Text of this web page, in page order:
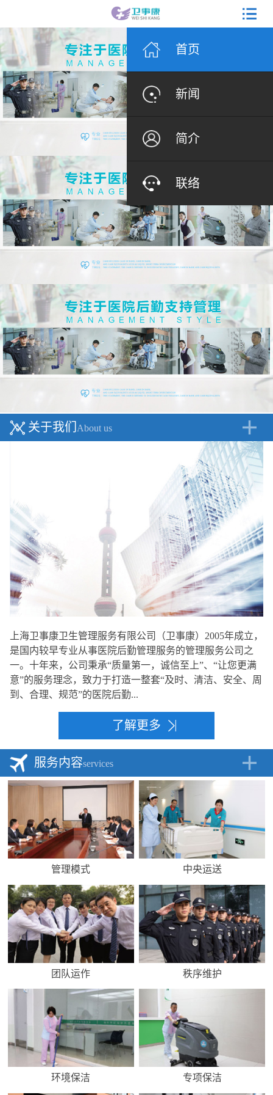
首页
新闻
简介
联络
关于我们 About us
上海卫事康卫生管理服务有限公司（卫事康）2005年成立，
是国内较早专业从事医院后勤管理服务的管理服务公司之
一。十年来，公司秉承“质量第一，诚信至上”、“让您更满
意”的服务理念，致力于打造一整套“及时、清洁、安全、周
到、合理、规范”的医院后勤...
了解更多
服务内容services
管理模式 中央运送
团队运作 秩序维护
环境保洁 专项保洁